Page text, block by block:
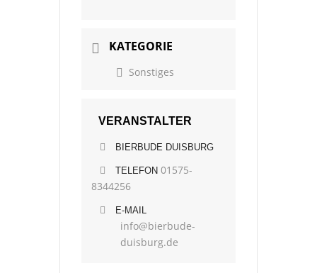
KATEGORIE
Sonstiges
VERANSTALTER
BIERBUDE DUISBURG
TELEFON 01575-
8344256
E-MAIL
info@bierbude-
duisburg.de